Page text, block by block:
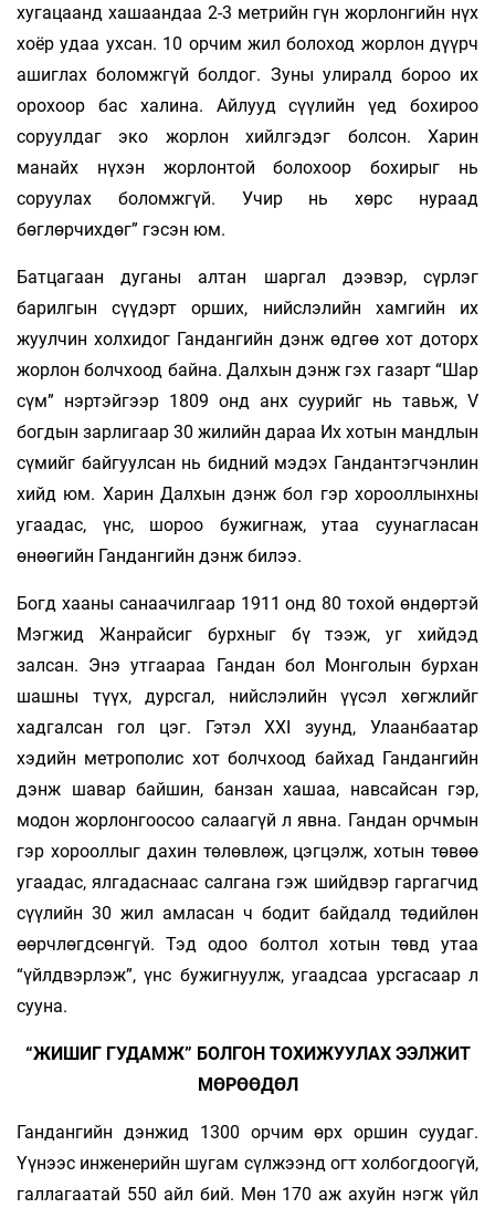
хугацаанд хашаандаа 2-3 метрийн гүн жорлонгийн нүх
хоёр удаа ухсан. 10 орчим жил болоход жорлон дүүрч
ашиглах боломжгүй болдог. Зуны улиралд бороо их
орохоор бас халина. Айлууд сүүлийн үед бохироо
соруулдаг эко жорлон хийлгэдэг болсон. Харин
манайх нүхэн жорлонтой болохоор бохирыг нь
соруулах боломжгүй. Учир нь хөрс нураад
бөглөрчихдөг” гэсэн юм.
Батцагаан дуганы алтан шаргал дээвэр, сүрлэг
барилгын сүүдэрт орших, нийслэлийн хамгийн их
жуулчин холхидог Гандангийн дэнж өдгөө хот доторх
жорлон болчхоод байна. Далхын дэнж гэх газарт “Шар
сүм” нэртэйгээр 1809 онд анх суурийг нь тавьж, V
богдын зарлигаар 30 жилийн дараа Их хотын мандлын
сүмийг байгуулсан нь бидний мэдэх Гандантэгчэнлин
хийд юм. Харин Далхын дэнж бол гэр хорооллынхны
угаадас, үнс, шороо бужигнаж, утаа суунагласан
өнөөгийн Гандангийн дэнж билээ.
Богд хааны санаачилгаар 1911 онд 80 тохой өндөртэй
Мэгжид Жанрайсиг бурхныг бү­ тээж, уг хийдэд
залсан. Энэ утгаараа Гандан бол Монголын бурхан
шашны түүх, дурсгал, нийслэлийн үүсэл хөгжлийг
хадгалсан гол цэг. Гэтэл XXI зуунд, Улаанбаатар
хэдийн метрополис хот болчхоод байхад Гандангийн
дэнж шавар байшин, банзан хашаа, навсайсан гэр,
модон жорлонгоосоо салаагүй л явна. Гандан орчмын
гэр хорооллыг дахин төлөвлөж, цэгцэлж, хотын төвөө
угаадас, ялгадаснаас салгана гэж шийдвэр гаргагчид
сүүлийн 30 жил амласан ч бодит байдалд төдийлөн
өөрчлөгдсөнгүй. Тэд одоо болтол хотын төвд утаа
“үйлдвэрлэж”, үнс бужиг­­­нуулж, угаадсаа урсгасаар л
сууна.
“ЖИШИГ ГУДАМЖ” БОЛГОН ТОХИЖУУЛАХ ЭЭЛЖИТ
МӨРӨӨДӨЛ
Гандангийн дэнжид 1300 орчим өрх оршин суу­даг.
Үүнээс инженерийн шугам сүлжээнд огт холбогдоогүй,
галлагаатай 550 айл бий. Мөн 170 аж ахуйн нэгж үйл